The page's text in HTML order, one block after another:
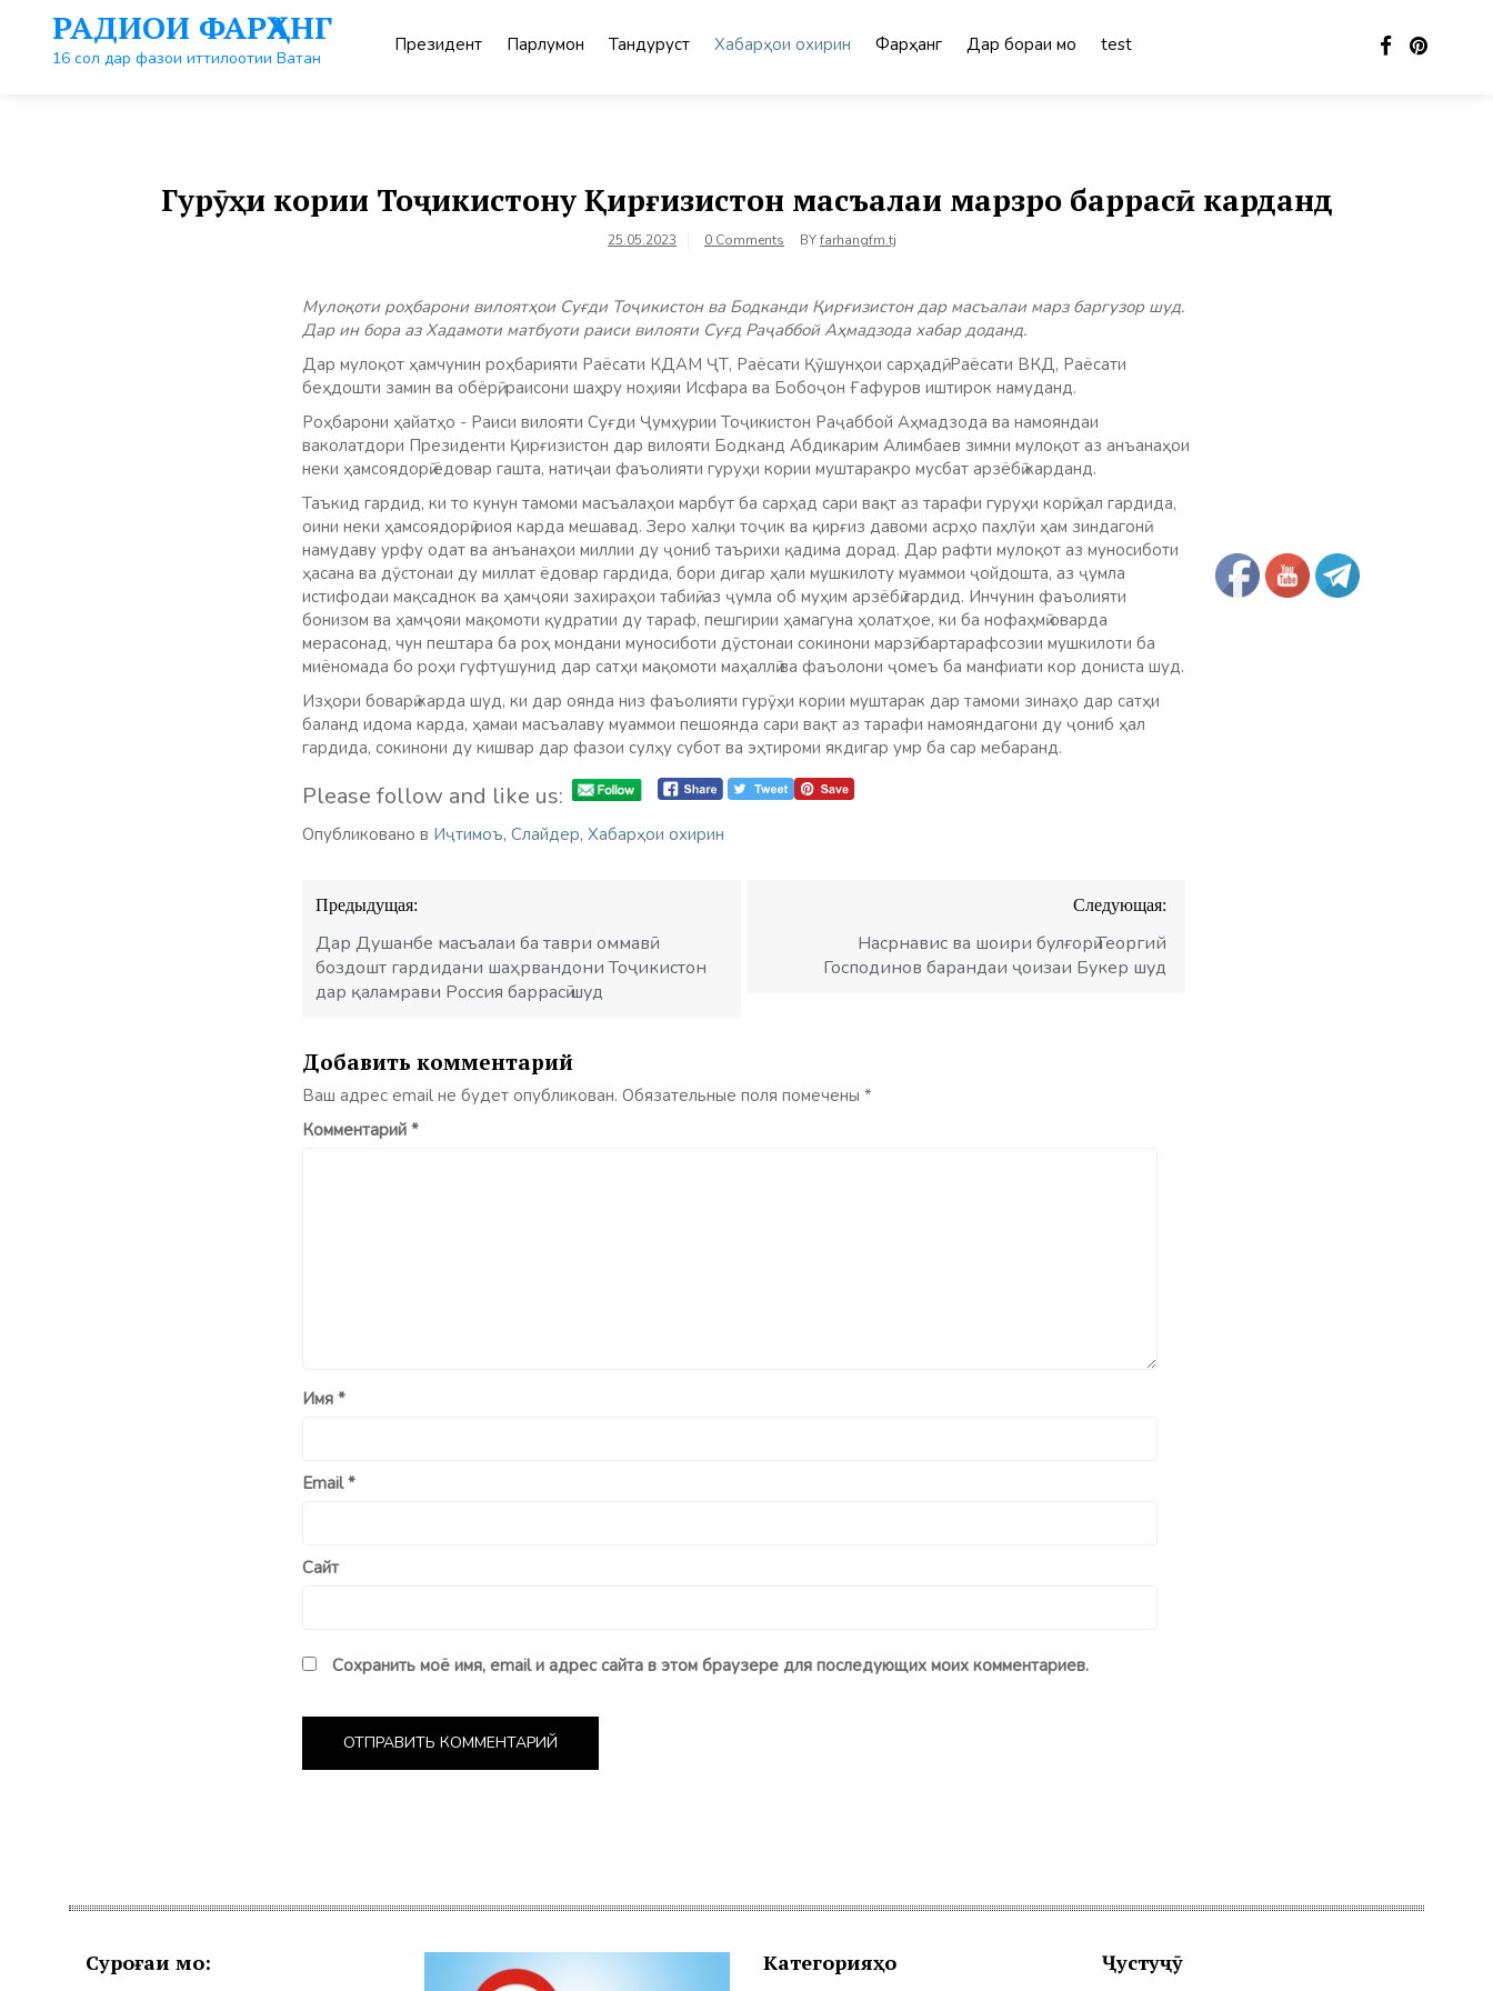
контенту
РАДИОИ ФАРҲАНГ
16 сол дар фазои иттилоотии Ватан
Президент Парлумон Тандурустӣ Хабарҳои охирин Фарҳанг Дар бораи мо test
Гурӯҳи кории Тоҷикистону Қирғизистон масъалаи марзро баррасӣ карданд
25.05.2023 0 Comments BYfarhangfm.tj
Мулоқоти роҳбарони вилоятҳои Суғди Тоҷикистон ва Бодканди Қирғизистон дар масъалаи марз баргузор шуд.
Дар ин бора аз Хадамоти матбуоти раиси вилояти Суғд Раҷаббой Аҳмадзода хабар доданд.
Дар мулоқот ҳамчунин роҳбарияти Раёсати КДАМ ҶТ, Раёсати Қӯшунҳои сарҳадӣ, Раёсати ВКД, Раёсати
беҳдошти замин ва обёрӣ, раисони шаҳру ноҳияи Исфара ва Бобоҷон​ Ғафуров иштирок намуданд.
Роҳбарони ҳайатҳо​ -​ Раиси вилояти Суғди Ҷумҳурии Тоҷикистон Раҷаббой Аҳмадзода ва намояндаи
ваколатдори Президенти Қирғизистон дар вилояти Бодканд Абдикарим Алимбаев зимни мулоқот​ аз анъанаҳои
неки ҳамсоядорӣ ёдовар гашта, натиҷаи фаъолияти гуруҳи кории муштаракро мусбат арзёбӣ карданд.
Таъкид гардид, ки то кунун тамоми масъалаҳои марбут ба сарҳад сари​ вақт аз тарафи гуруҳи корӣ ҳал​ гардида,
оини неки ҳамсоядорӣ риоя карда мешавад. Зеро халқи тоҷик ва қирғиз давоми асрҳо паҳлӯи ҳам зиндагонӣ
намудаву урфу одат ва анъанаҳои миллии ду ҷониб таърихи қадима дорад. Дар рафти мулоқот аз муносиботи
ҳасана ва дӯстонаи ду миллат ёдовар гардида, бори дигар ҳали мушкилоту муаммои ҷойдошта, аз ҷумла
истифодаи мақсаднок ва ҳамҷояи захираҳои табиӣ, аз ҷумла об муҳим арзёбӣ гардид. Инчунин фаъолияти
бонизом ва ҳамҷояи мақомоти қудратии ду тараф, пешгирии ҳамагуна ҳолатҳое, ки ба нофаҳмӣ оварда
мерасонад, чун пештара ба роҳ мондани муносиботи дӯстонаи сокинони марзӣ, бартарафсозии мушкилоти ба
миёномада бо роҳи гуфтушунид дар сатҳи мақомоти маҳаллӣ ва фаъолони ҷомеъ ба манфиати кор дониста шуд.​
Изҳори боварӣ карда шуд, ки дар оянда низ фаъолияти гурӯҳи кории муштарак дар тамоми зинаҳо дар сатҳи
баланд идома карда, ҳамаи масъалаву муаммои пешоянда​ сари​ вақт аз тарафи намояндагони ду ҷониб ҳал
гардида, сокинони ду кишвар дар фазои сулҳу субот ва эҳтироми якдигар умр ба сар мебаранд.
Please follow and like us:
Опубликовано в Иҷтимоъ, Слайдер, Хабарҳои охирин
Навигация
по
записям
Предыдущая:
Дар Душанбе масъалаи ба таври оммавӣ
боздошт гардидани шаҳрвандони Тоҷикистон
дар қаламрави Россия баррасӣ шуд
Следующая:
Насрнавис ва шоири булғорӣ Георгий
Господинов барандаи ҷоизаи Букер шуд
Добавить комментарий
Ваш адрес email не будет опубликован. Обязательные поля помечены *
Комментарий *
Имя *
Email*
Сайт
Сохранить моё имя, email и адрес сайта в этом браузере для последующих моих комментариев.
Суроғаи мо: Категорияҳо Ҷустуҷӯ